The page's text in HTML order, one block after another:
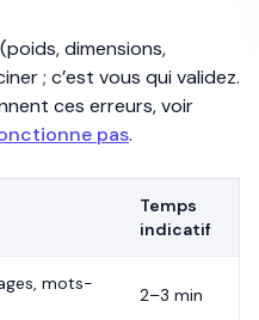
dimensions,
; c’est vous qui validez.
ces erreurs, voir
pas.
Temps
indicatif
mots-
2–3 min